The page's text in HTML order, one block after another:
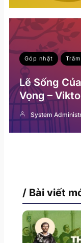
Góp nhặt
Lẽ Sống
Vọng –
System
/ Bài viết